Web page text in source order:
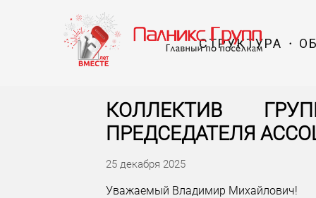
СТРУКТУРА
КОЛЛЕКТИВ
ПРЕДСЕДАТЕЛЯ
25 декабря 2025
Уважаемый Владимир Михайлович!